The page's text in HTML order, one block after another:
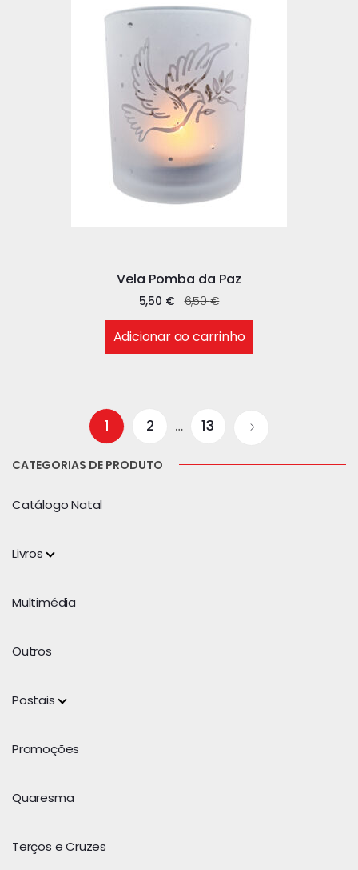
Vela Pomba da Paz
6,50€
5,50 €
Adicionar ao carrinho
1 2 … 13
CATEGORIAS DE PRODUTO
Catálogo Natal
Livros
Multimédia
Outros
Postais
Promoções
Quaresma
Terços e Cruzes